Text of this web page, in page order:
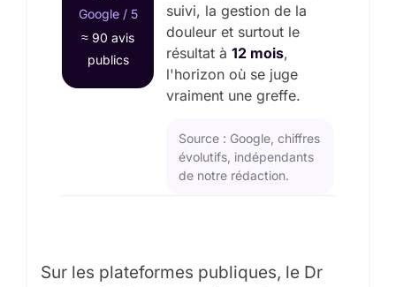
Google / 5
≈ 90 avis
publics
suivi, la gestion de la
douleur et surtout le
résultat à 12 mois,
l'horizon où se juge
vraiment une greffe.
Source : Google, chiffres
évolutifs, indépendants
de notre rédaction.
Sur les plateformes publiques, le Dr